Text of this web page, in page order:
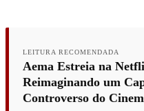
LEITURA RECOMENDADA
Aema Estreia na
Reimaginando um
Controverso do